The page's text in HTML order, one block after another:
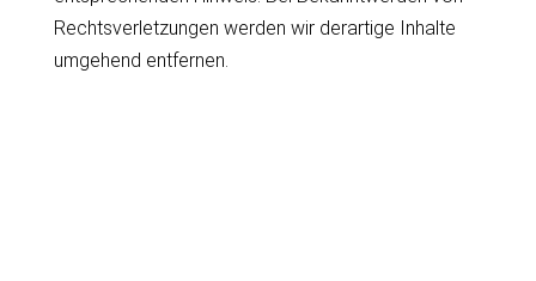
Rechtsverletzungen werden wir derartige Inhalte
umgehend entfernen.